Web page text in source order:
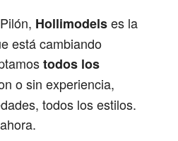
Hollimodelses la
está cambiando
todos los
o sin experiencia,
todos los estilos.